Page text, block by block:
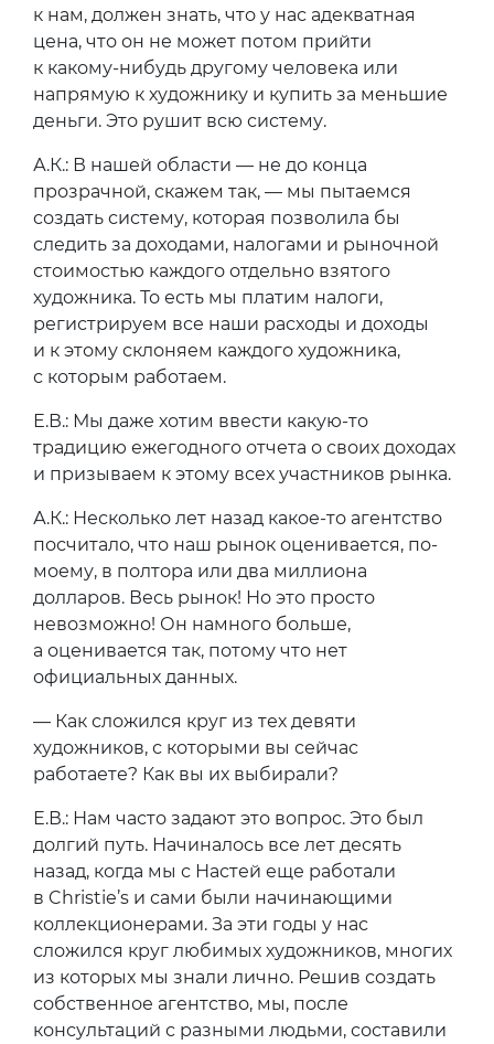
к нам, должен знать, что у нас адекватная
цена, что он не может потом прийти
к какому-нибудь другому человека или
напрямую к художнику и купить за меньшие
деньги. Это рушит всю систему.
А.К.: В нашей области — не до конца
прозрачной, скажем так, — мы пытаемся
создать систему, которая позволила бы
следить за доходами, налогами и рыночной
стоимостью каждого отдельно взятого
художника. То есть мы платим налоги,
регистрируем все наши расходы и доходы
и к этому склоняем каждого художника,
с которым работаем.
Е.В.: Мы даже хотим ввести какую-то
традицию ежегодного отчета о своих доходах
и призываем к этому всех участников рынка.
А.К.: Несколько лет назад какое-то агентство
посчитало, что наш рынок оценивается, по-
моему, в полтора или два миллиона
долларов. Весь рынок! Но это просто
невозможно! Он намного больше,
а оценивается так, потому что нет
официальных данных.
— Как сложился круг из тех девяти
художников, с которыми вы сейчас
работаете? Как вы их выбирали?
Е.В.: Нам часто задают это вопрос. Это был
долгий путь. Начиналось все лет десять
назад, когда мы с Настей еще работали
в Christie’s и сами были начинающими
коллекционерами. За эти годы у нас
сложился круг любимых художников, многих
из которых мы знали лично. Решив создать
собственное агентство, мы, после
консультаций с разными людьми, составили